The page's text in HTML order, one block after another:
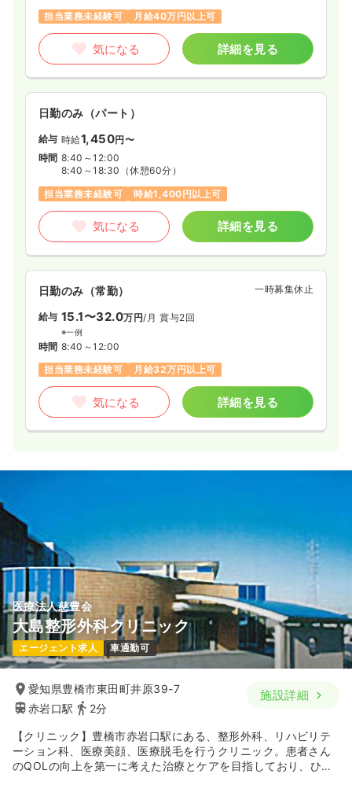
担当業務未経験可
月給40万円以上可
気になる 詳細を見る
日勤のみ（パート）
給与 時給1,450円〜
時間 8:40～12:00
8:40～18:30 （休憩60分）
担当業務未経験可
時給1,400円以上可
気になる 詳細を見る
日勤のみ（常勤） 一時募集休止
給与 15.1〜32.0万円/月 賞与2回
※一例
時間 8:40～12:00
担当業務未経験可
月給32万円以上可
気になる 詳細を見る
医療法人慈豊会
大島整形外科クリニック
エージェント求人 車通勤可
愛知県豊橋市東田町井原39-7
赤岩口駅
2分
施設詳細
【クリニック】豊橋市赤岩口駅にある、整形外科、リハビリテ
ーション科、医療美顔、医療脱毛を行うクリニック。患者さん
のQOLの向上を第一に考えた治療とケアを目指しており、ひど